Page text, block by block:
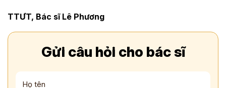
TTƯT, Bác sĩ Lê Phương
Gửi câu hỏi cho bác sĩ